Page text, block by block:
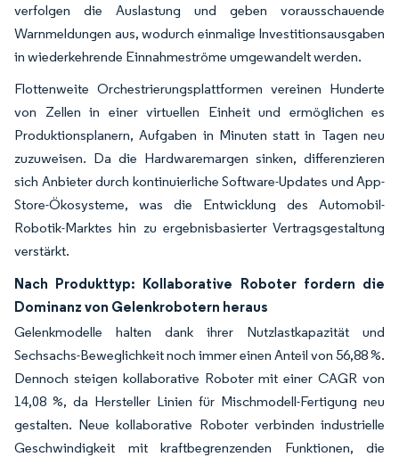
verfolgen die Auslastung und geben vorausschauende
Warnmeldungen aus, wodurch einmalige Investitionsausgaben
in wiederkehrende Einnahmeströme umgewandelt werden.
Flottenweite Orchestrierungsplattformen vereinen Hunderte
von Zellen in einer virtuellen Einheit und ermöglichen es
Produktionsplanern, Aufgaben in Minuten statt in Tagen neu
zuzuweisen. Da die Hardwaremargen sinken, differenzieren
sich Anbieter durch kontinuierliche Software-Updates und App-
Store-Ökosysteme, was die Entwicklung des Automobil-
Robotik-Marktes hin zu ergebnisbasierter Vertragsgestaltung
verstärkt.
Nach Produkttyp: Kollaborative Roboter fordern die
Dominanz von Gelenkrobotern heraus
Gelenkmodelle halten dank ihrer Nutzlastkapazität und
Sechsachs-Beweglichkeit noch immer einen Anteil von 56,88 %.
Dennoch steigen kollaborative Roboter mit einer CAGR von
14,08 %, da Hersteller Linien für Mischmodell-Fertigung neu
gestalten. Neue kollaborative Roboter verbinden industrielle
Geschwindigkeit mit kraftbegrenzenden Funktionen, die